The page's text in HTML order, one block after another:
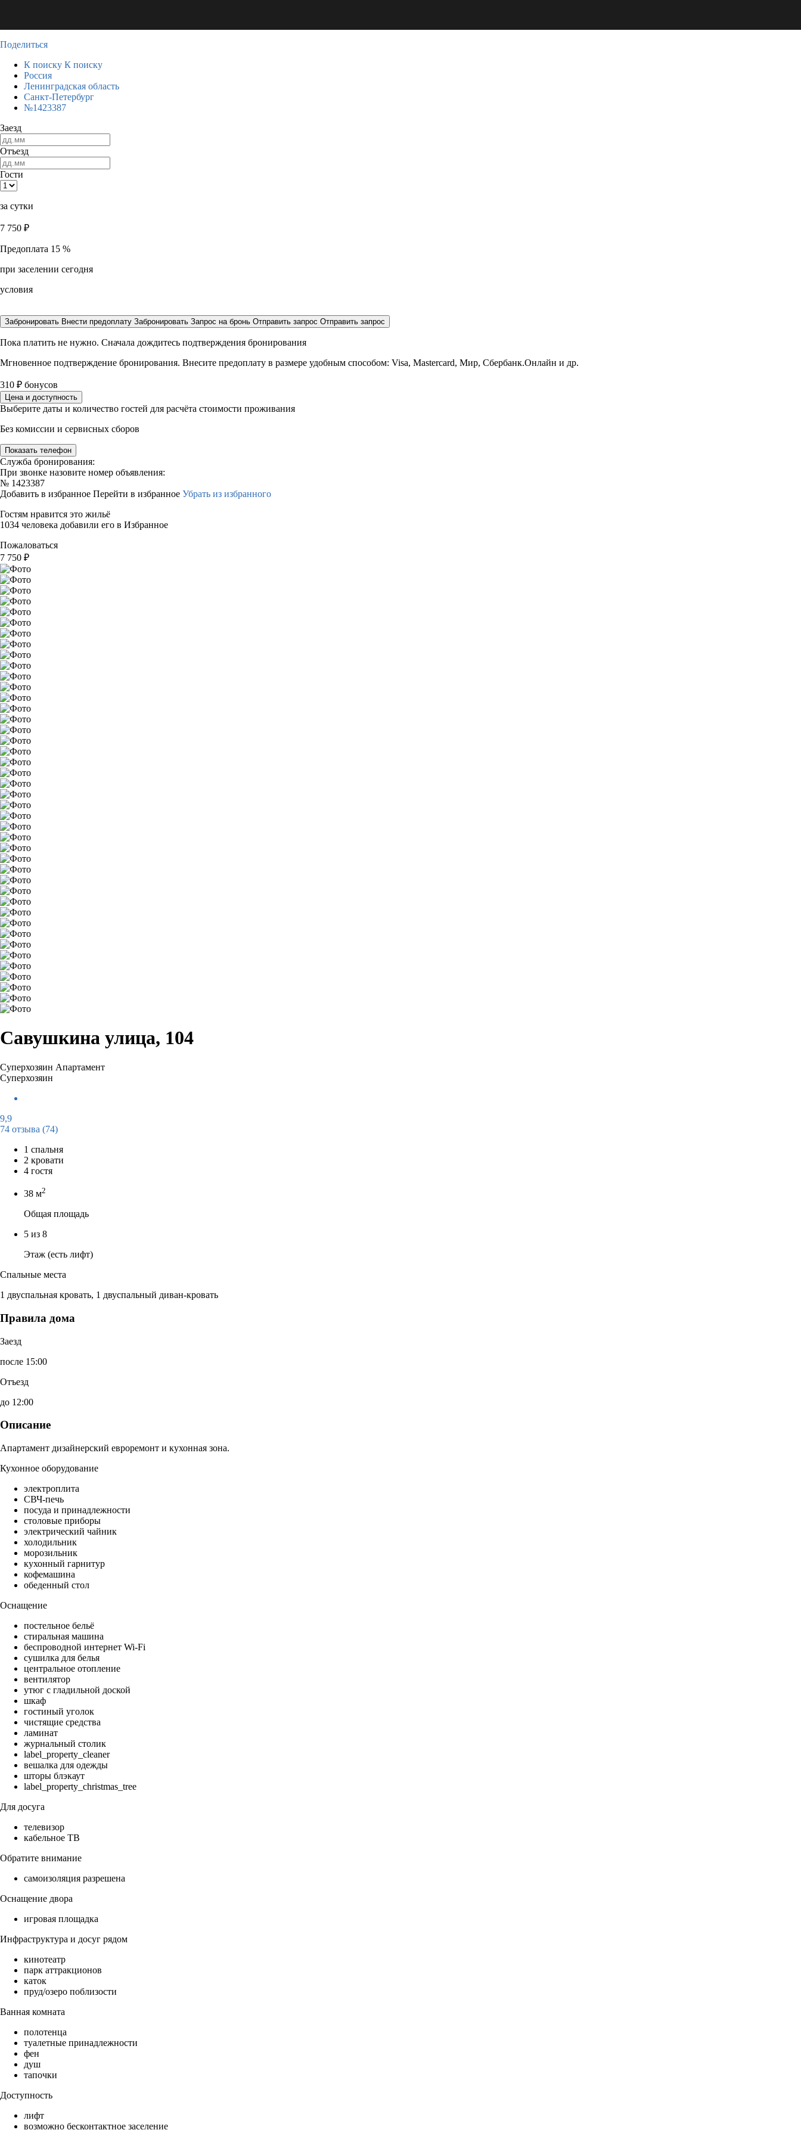
Поделиться
К поиску К поиску
Россия
Ленинградская область
Санкт-Петербург
№1423387
Заезд
Отъезд
Гости
за сутки
7 750 ₽
Предоплата 15 %
при заселении сегодня
условия
Забронировать Внести предоплату Забронировать Запрос на бронь Отправить запрос Отправить запрос
Пока платить не нужно. Сначала дождитесь подтверждения бронирования
Мгновенное подтверждение бронирования. Внесите предоплату в размере удобным способом: Visa, Mastercard, Мир, Сбербанк.Онлайн и др.
310 ₽ бонусов
Цена и доступность
Выберите даты и количество гостей для расчёта стоимости проживания
Без комиссии и сервисных сборов
Показать телефон
Служба бронирования:
При звонке назовите номер объявления:
№ 1423387
Добавить в избранное Перейти в избранное Убрать из избранного
Гостям нравится это жильё
1034 человека добавили его в Избранное
Пожаловаться
7 750 ₽
Савушкина улица, 104
Суперхозяин Апартамент
Суперхозяин
9,9
74 отзыва (74)
1 спальня
2 кровати
4 гостя
38 м2
Общая площадь
5 из 8
Этаж (есть лифт)
Спальные места
1 двуспальная кровать, 1 двуспальный диван-кровать
Правила дома
Заезд
после 15:00
Отъезд
до 12:00
Описание
Апартамент дизайнерский евроремонт и кухонная зона.
Кухонное оборудование
электроплита
СВЧ-печь
посуда и принадлежности
столовые приборы
электрический чайник
холодильник
морозильник
кухонный гарнитур
кофемашина
обеденный стол
Оснащение
постельное бельё
стиральная машина
беспроводной интернет Wi-Fi
сушилка для белья
центральное отопление
вентилятор
утюг с гладильной доской
шкаф
гостиный уголок
чистящие средства
ламинат
журнальный столик
label_property_cleaner
вешалка для одежды
шторы блэкаут
label_property_christmas_tree
Для досуга
телевизор
кабельное ТВ
Обратите внимание
самоизоляция разрешена
Оснащение двора
игровая площадка
Инфраструктура и досуг рядом
кинотеатр
парк аттракционов
каток
пруд/озеро поблизости
Ванная комната
полотенца
туалетные принадлежности
фен
душ
тапочки
Доступность
лифт
возможно бесконтактное заселение